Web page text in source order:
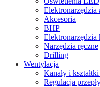
Elektronarzędzia
Akcesoria
BHP
Elektronarzędzia
Narzędzia ręczne
Drilling
Wentylacja
Kanały i
Regulacja